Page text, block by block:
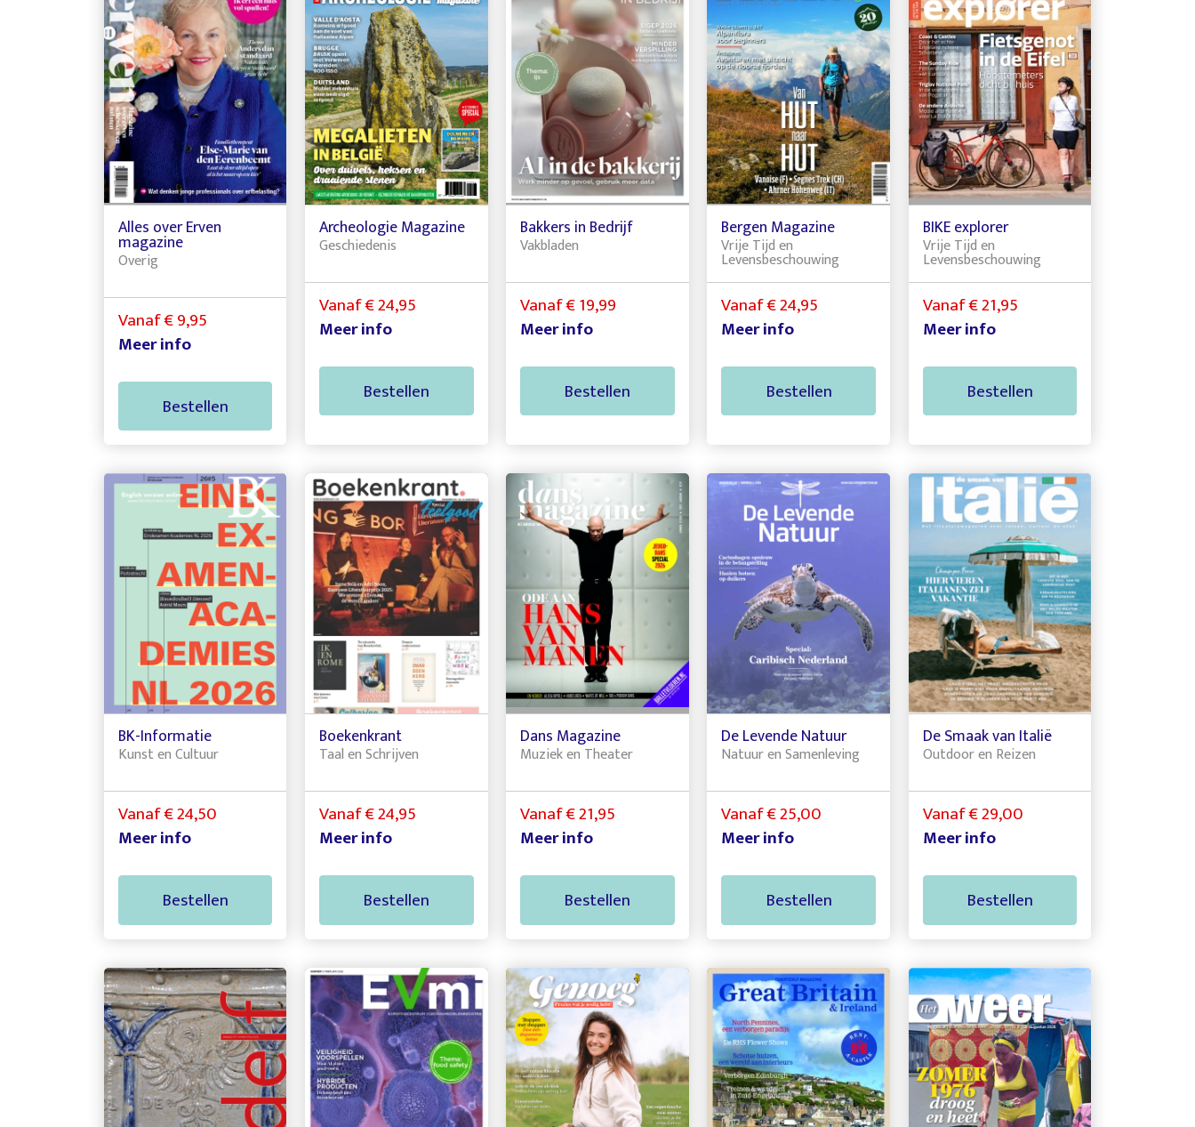
Alles over Erven
magazine
Overig
Vanaf € 9,95
Meer info
Bestellen
Archeologie Magazine
Geschiedenis
Vanaf € 24,95
Meer info
Bestellen
Bakkers in Bedrijf
Vakbladen
Vanaf € 19,99
Meer info
Bestellen
Bergen Magazine
Vrije Tijd en
Levensbeschouwing
Vanaf € 24,95
Meer info
Bestellen
BIKE explorer
Vrije Tijd en
Levensbeschouwing
Vanaf € 21,95
Meer info
Bestellen
BK-Informatie
Kunst en Cultuur
Vanaf € 24,50
Meer info
Bestellen
Boekenkrant
Taal en Schrijven
Vanaf € 24,95
Meer info
Bestellen
Dans Magazine
Muziek en Theater
Vanaf € 21,95
Meer info
Bestellen
De Levende Natuur
Natuur en Samenleving
Vanaf € 25,00
Meer info
Bestellen
De Smaak van Italië
Outdoor en Reizen
Vanaf € 29,00
Meer info
Bestellen